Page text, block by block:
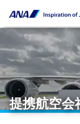
提携航空会